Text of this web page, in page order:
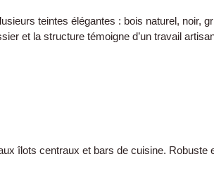
teintes élégantes : bois naturel,
et la structure témoigne d’un travail
îlots centraux et bars de cuisine.